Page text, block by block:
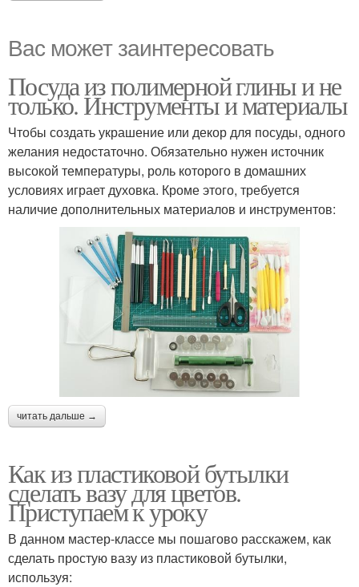
Вас может заинтересовать
Посуда из полимерной глины и не
только. Инструменты и материалы
Чтобы создать украшение или декор для посуды, одного
желания недостаточно. Обязательно нужен источник
высокой температуры, роль которого в домашних
условиях играет духовка. Кроме этого, требуется
наличие дополнительных материалов и инструментов:
читать дальше →
Как из пластиковой бутылки
сделать вазу для цветов.
Приступаем к уроку
В данном мастер-классе мы пошагово расскажем, как
сделать простую вазу из пластиковой бутылки,
используя: